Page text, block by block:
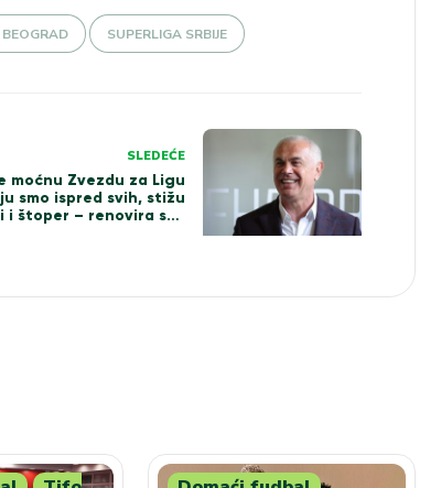
SUPERLIGA SRBIJE
SLEDEĆE
moćnu Zvezdu za Ligu
smo ispred svih, stižu
i štoper – renovira se i